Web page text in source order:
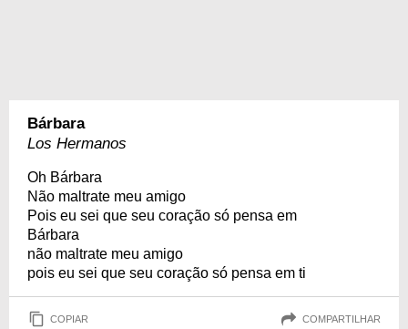
Bárbara
Los Hermanos
Oh Bárbara
Não maltrate meu amigo
Pois eu sei que seu coração só pensa em
Bárbara
não maltrate meu amigo
pois eu sei que seu coração só pensa em ti
COPIAR COMPARTILHAR